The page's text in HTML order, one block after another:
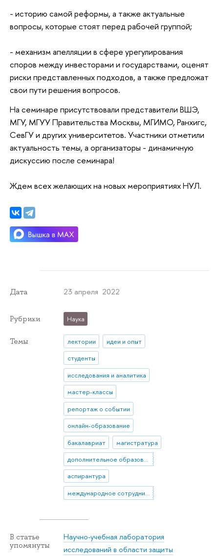
- историю самой реформы, а также актуальные
вопросы, которые стоят перед рабочей группой;
- механизм апелляции в сфере урегулирования
споров между инвесторами и государствами, оценят
риски представленных подходов, а также предложат
свои пути решения вопросов.
На семинаре присутствовали представители ВШЭ,
МГУ, МГУУ Правительства Москвы, МГИМО, Ранхигс,
СевГУ и других университетов. Участники отметили
актуальность темы, а организаторы - динамичную
дискуссию после семинара!
Ждем всех желающих на новых мероприятиях НУЛ.
Дата 23 апреля 2022
Рубрики Наука
Темы лектории
идеи и опыт
студенты
исследования и аналитика
мастер-классы
репортаж о событии
онлайн-образование
бакалавриат
магистратура
дополнительное образование
аспирантура
международное сотрудничество
В статье
упомянуты
Научно-учебная лаборатория
исследований в области защиты